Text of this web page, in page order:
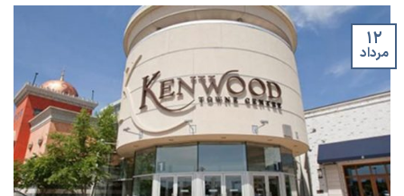
۱۲
مرداد